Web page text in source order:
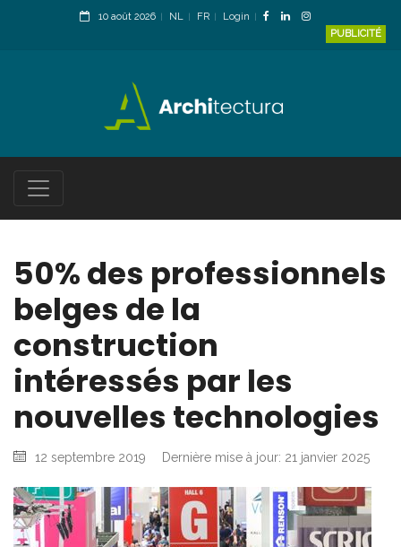
10 août 2026 NL FR
Login
PUBLICITÉ
50% des professionnels
belges de la
construction
intéressés par les
nouvelles technologies
12 septembre 2019 Dernière mise à jour: 21 janvier 2025